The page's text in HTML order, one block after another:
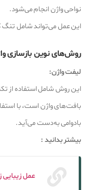
نواحی واژن انجام می‌شود.
این عمل می‌تواند شامل تنگ
روش‌های نوین بازسازی
لیفت واژن:
این روش شامل استفاده از
بافت‌های واژن است، با
بادوامی به‌دست می‌آید.
بیشتر بدانید :
عمل زیبایی